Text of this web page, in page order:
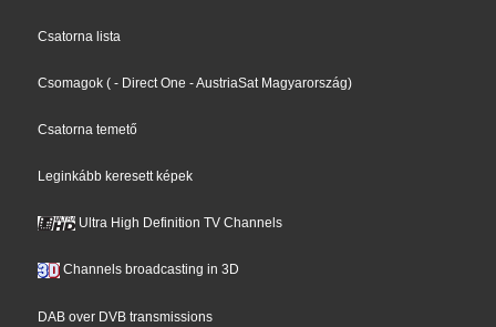
Csatorna lista
Csomagok (- Direct One - AustriaSat Magyarország)
Csatorna temető
Leginkább keresett képek
Ultra High Definition TV Channels
Channels broadcasting in 3D
DAB over DVB transmissions